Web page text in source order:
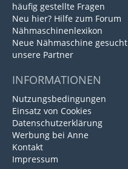
häufig gestellte Fragen
Neu hier? Hilfe zum Forum
Nähmaschinenlexikon
Neue Nähmaschine gesucht
unsere Partner
INFORMATIONEN
Nutzungsbedingungen
Einsatz von Cookies
Datenschutzerklärung
Werbung bei Anne
Kontakt
Impressum